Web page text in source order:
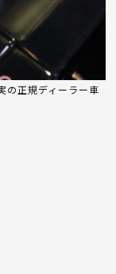
の正規ディーラー車